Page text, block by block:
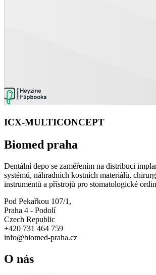
ICX-MULTICONCEPT
Biomed praha
Dentální depo se zaměřením na distribuci
systémů, náhradních kostních materiálů,
instrumentů a přístrojů pro stomatologické
Pod Pekařkou 107/1,
Praha 4 - Podolí
Czech Republic
+420 731 464 759
info@biomed-praha.cz
O nás